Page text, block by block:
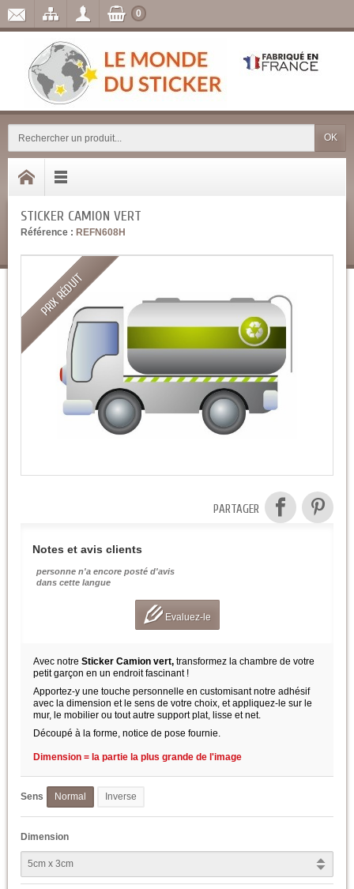
OK
0
STICKER CAMION VERT
Référence : REFN608H
PRIX RÉDUIT
PARTAGER
Notes et avis clients
personne n'a encore posté d'avis
dans cette langue
Evaluez-le
Avec notre Sticker Camion vert, transformez la chambre de votre
petit garçon en un endroit fascinant !
Apportez-y une touche personnelle en customisant notre adhésif
avec la dimension et le sens de votre choix, et appliquez-le sur le
mur, le mobilier ou tout autre support plat, lisse et net.
Découpé à la forme, notice de pose fournie.
Dimension = la partie la plus grande de l'image
Sens Normal Inverse
Dimension